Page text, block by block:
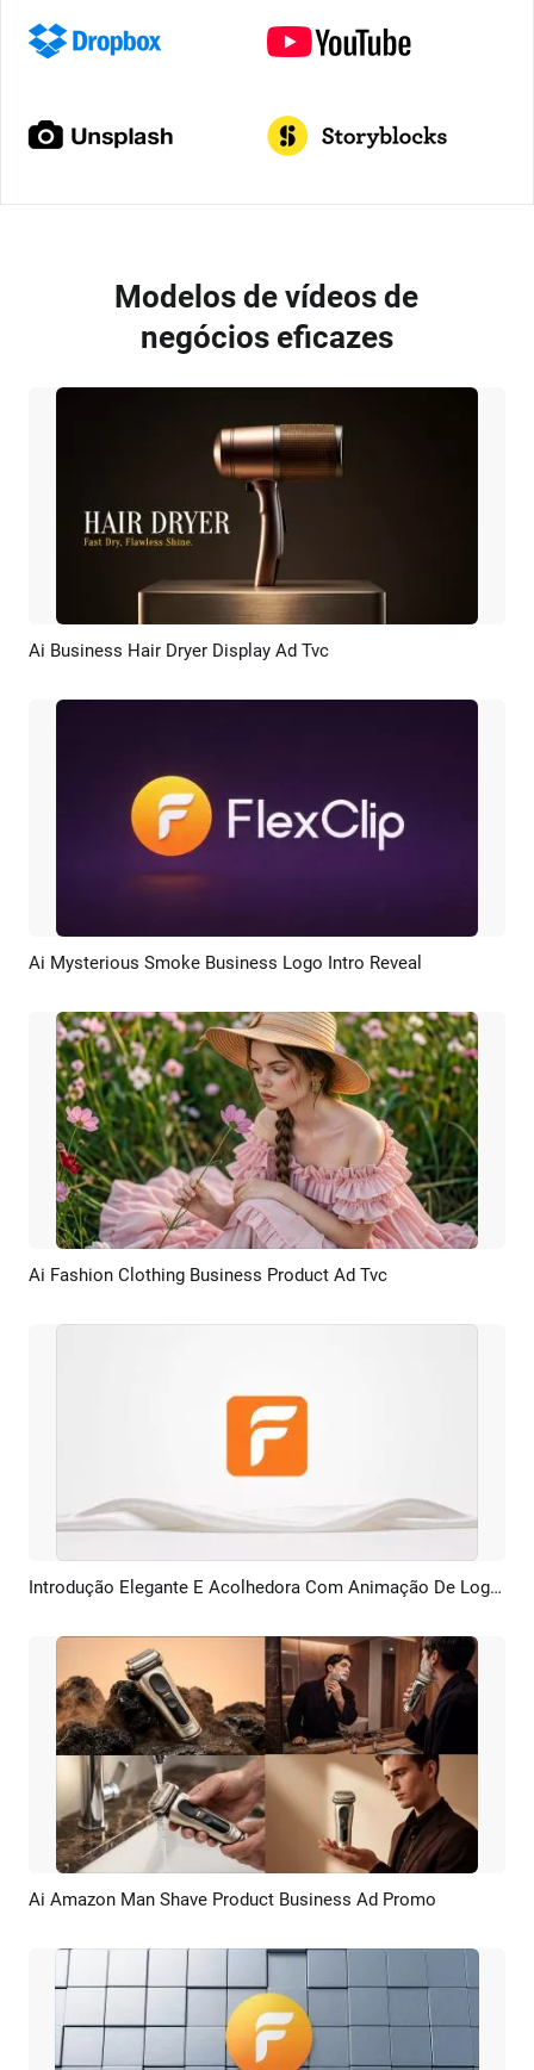
Modelos de vídeos de
negócios eficazes
Pré-visualizar Criar IA
Ai Business Hair Dryer Display Ad Tvc
Pré-visualizar Criar IA
Ai Mysterious Smoke Business Logo Intro Reveal
Pré-visualizar Criar IA
Ai Fashion Clothing Business Product Ad Tvc
Pré-visualizar Criar IA Introdução Elegante E Acolhedora Com Animação De Logotipo De IA Para Negócios
Pré-visualizar Criar IA
Ai Amazon Man Shave Product Business Ad Promo